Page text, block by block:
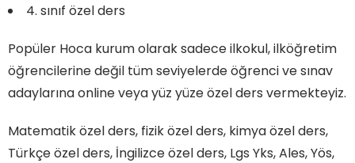
4. sınıf özel ders
Popüler Hoca kurum olarak sadece ilkokul, ilköğretim
öğrencilerine değil tüm seviyelerde öğrenci ve sınav
adaylarına online veya yüz yüze özel ders vermekteyiz.
Matematik özel ders, fizik özel ders, kimya özel ders,
Türkçe özel ders, İngilizce özel ders, Lgs Yks, Ales, Yös,